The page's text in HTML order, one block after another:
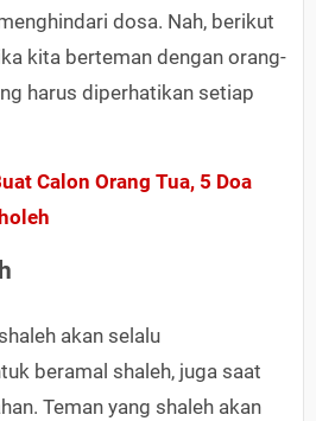
dosa. Nah, berikut
kita berteman dengan orang-
harus diperhatikan setiap
Calon Orang Tua, 5 Doa
akan selalu
beramal shaleh, juga saat
Teman yang shaleh akan